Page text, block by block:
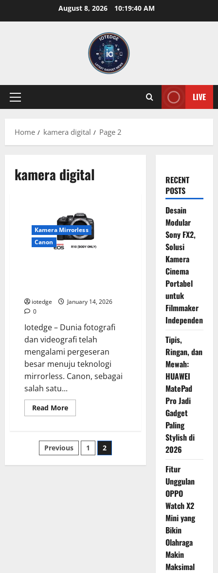
August 8, 2026 10:19:41 AM
Primary
LIVE
Home kamera digital Page 2
kamera digital
Kamera Mirrorless
Canon
iotedge
January 14, 2026
0
Iotedge – Dunia fotografi
dan videografi telah
mengalami pergeseran
besar menuju teknologi
mirrorless. Canon, sebagai
salah satu...
Read MoreRead
more
Canon
EOS
R10,
Posts
pagination
Previous 1 2
RECENT
POSTS
Desain
Modular
Sony FX2,
Solusi
Kamera
Cinema
Portabel
untuk
Filmmaker
Independen
Tipis,
Ringan, dan
Mewah:
HUAWEI
MatePad
Pro Jadi
Gadget
Paling
Stylish di
2026
Fitur
Unggulan
OPPO
Watch X2
Mini yang
Bikin
Olahraga
Makin
Maksimal